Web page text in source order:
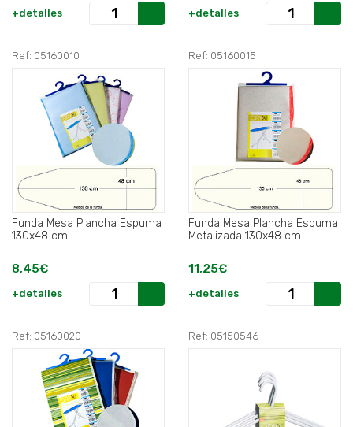
+detalles +detalles
Ref: 05160010
Funda Mesa Plancha Espuma
130x48 cm..
8,45€
+detalles
Ref: 05160015
Funda Mesa Plancha Espuma
Metalizada 130x48 cm..
11,25€
+detalles
Ref: 05160020 Ref: 05150546